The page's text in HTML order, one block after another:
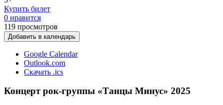
Купить билет
0 нравится
119 просмотров
Добавить в календарь
Google Calendar
Outlook.com
Скачать .ics
Концерт рок-группы «Танцы Минус» 2025